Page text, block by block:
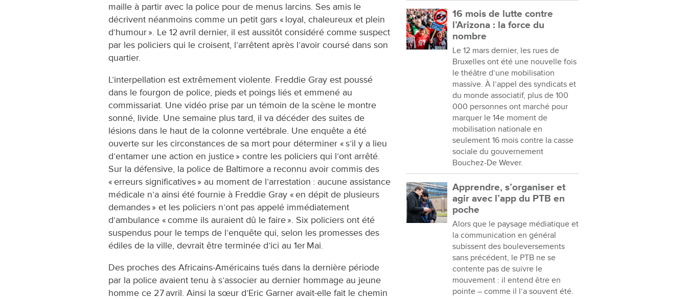
maille à partir avec la police pour de menus larcins. Ses amis le
décrivent néanmoins comme un petit gars « loyal, chaleureux et plein
d’humour ». Le 12 avril dernier, il est aussitôt considéré comme suspect
par les policiers qui le croisent, l’arrêtent après l’avoir coursé dans son
quartier.
L’interpellation est extrêmement violente. Freddie Gray est poussé
dans le fourgon de police, pieds et poings liés et emmené au
commissariat. Une vidéo prise par un témoin de la scène le montre
sonné, livide. Une semaine plus tard, il va décéder des suites de
lésions dans le haut de la colonne vertébrale. Une enquête a été
ouverte sur les circonstances de sa mort pour déterminer « s’il y a lieu
d’entamer une action en justice » contre les policiers qui l’ont arrêté.
Sur la défensive, la police de Baltimore a reconnu avoir commis des
« erreurs significatives » au moment de l’arrestation : aucune assistance
médicale n’a ainsi été fournie à Freddie Gray « en dépit de plusieurs
demandes » et les policiers n’ont pas appelé immédiatement
d’ambulance « comme ils auraient dû le faire ». Six policiers ont été
suspendus pour le temps de l’enquête qui, selon les promesses des
édiles de la ville, devrait être terminée d’ici au 1er Mai.
Des proches des Africains-Américains tués dans la dernière période
par la police avaient tenu à s’associer au dernier hommage au jeune
homme ce 27 avril. Ainsi la sœur d’Eric Garner avait-elle fait le chemin
16 mois de lutte contre
l’Arizona : la force du
nombre
Le 12 mars dernier, les rues de
Bruxelles ont été une nouvelle fois
le théâtre d’une mobilisation
massive. À l’appel des syndicats et
du monde associatif, plus de 100
000 personnes ont marché pour
marquer le 14e moment de
mobilisation nationale en
seulement 16 mois contre la casse
sociale du gouvernement
Bouchez-De Wever.
Apprendre, s’organiser et
agir avec l’app du PTB en
poche
Alors que le paysage médiatique et
la communication en général
subissent des bouleversements
sans précédent, le PTB ne se
contente pas de suivre le
mouvement : il entend être en
pointe – comme il l’a souvent été.